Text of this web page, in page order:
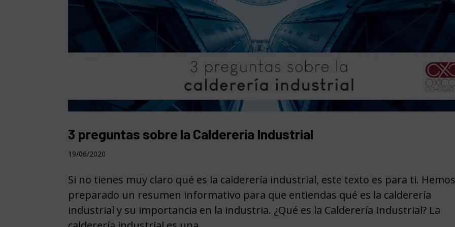
3 preguntas sobre la Calderería Industrial
19/06/2020
Si no tienes muy claro qué es la calderería industrial, este texto es para ti.
preparado un resumen informativo para que entiendas qué es la calderería
industrial y su importancia en la industria. ¿Qué es la Calderería Industrial? La